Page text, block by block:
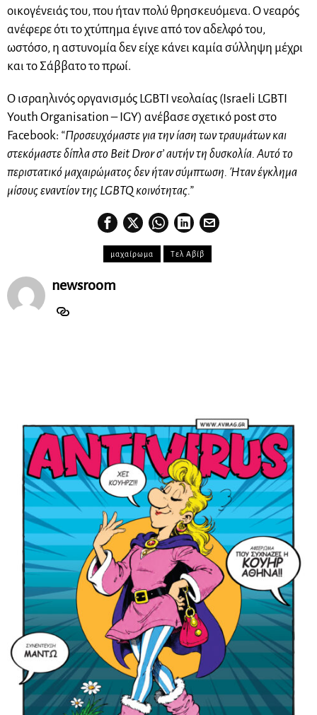
οικογένειάς του, που ήταν πολύ θρησκευόμενα. Ο νεαρός
ανέφερε ότι το χτύπημα έγινε από τον αδελφό του,
ωστόσο, η αστυνομία δεν είχε κάνει καμία σύλληψη μέχρι
και το Σάββατο το πρωί.
Ο ισραηλινός οργανισμός LGBTI νεολαίας (Israeli LGBTI
Youth Organisation – IGY) ανέβασε σχετικό post στο
Facebook: “Προσευχόμαστε για την ίαση των τραυμάτων και
στεκόμαστε δίπλα στο Beit Dror σ’ αυτήν τη δυσκολία. Αυτό το
περιστατικό μαχαιρώματος δεν ήταν σύμπτωση. Ήταν έγκλημα
μίσους εναντίον της LGBTQ κοινότητας.”
μαχαίρωμα Τελ Αβίβ
newsroom